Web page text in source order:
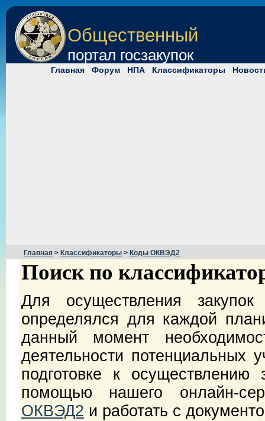
Общественный
портал госзакупок
Главная Форум НПА Классификаторы
Главная > Классификаторы > Коды ОКВЭД2
Поиск по
Для осуществления
определялся для каждой
данный момент
деятельности потенциальных
подготовке к
помощью нашего онлайн-
ОКВЭД2 и работать с